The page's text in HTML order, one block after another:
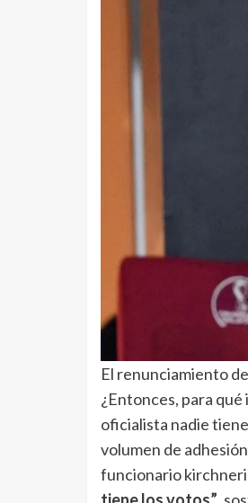
El renunciamiento
¿Entonces, para
oficialista nadie
volumen de
funcionario